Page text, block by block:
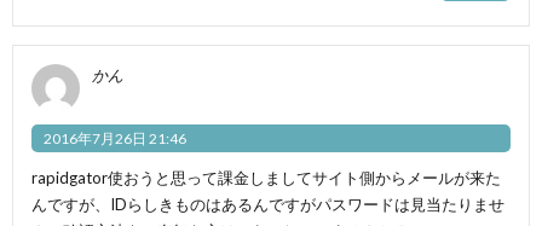
かん
2016年7月26日 21:46
rapidgator使おうと思って課金しましてサイト側からメールが来た
んですが、IDらしきものはあるんですがパスワードは見当たりませ